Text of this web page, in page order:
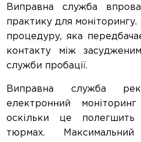
Виправна служба
практику для
процедуру, яка
контакту між
служби пробації.
Виправна служба
електронний
оскільки це
тюрмах.